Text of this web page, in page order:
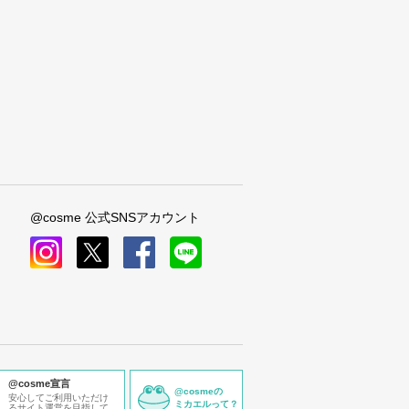
@cosme 公式SNSアカウント
@cosme宣言
安心してご利用いただけ
@cosmeの
ミカエルって？